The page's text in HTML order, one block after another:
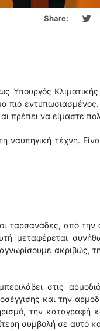
Share:
Υπουργός Κλιματικής
πιο
πρέπει να είμαστε
ναυπηγική τέχνη.
ταρσανάδες, από
μεταφέρεται
ακριβώς,
στις
και την
την καταγραφή
συμβολή σε αυτό